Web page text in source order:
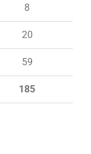
185
8
20
59